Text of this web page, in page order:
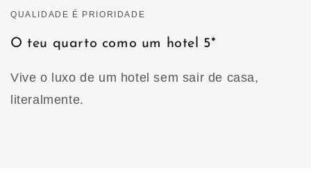
QUALIDADE É PRIORIDADE
O teu quarto como um hotel 5*
Vive o luxo de um hotel sem sair de casa,
literalmente.